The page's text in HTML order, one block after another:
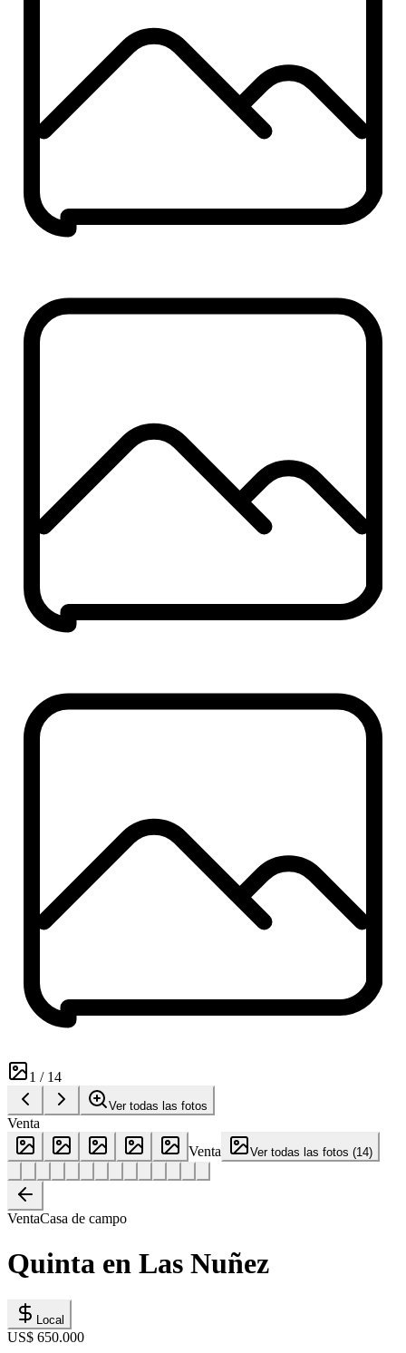
1 / 14
Ver todas las fotos
Venta
Venta
Ver todas las fotos (14)
VentaCasa de campo
Quinta en Las Nuñez
Local
US$ 650.000